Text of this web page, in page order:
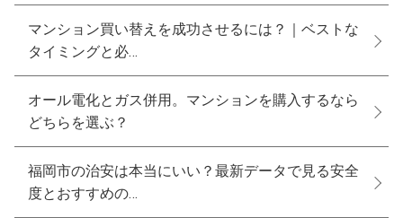
マンション買い替えを成功させるには？｜ベストな
タイミングと必…
オール電化とガス併用。マンションを購入するなら
どちらを選ぶ？
福岡市の治安は本当にいい？最新データで見る安全
度とおすすめの…